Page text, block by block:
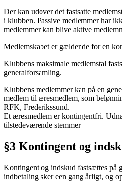
Der kan udover det fastsatte
i klubben. Passive medlemmer har
medlemmer kan blive aktive
Medlemskabet er gældende for en
Klubbens maksimale medlemstal
generalforsamling.
Klubbens medlemmer kan på en
medlem til æresmedlem, som
RFK, Frederikssund.
Et æresmedlem er kontingentfri.
tilstedeværende stemmer.
§3 Kontingent og
Kontingent og indskud fastsættes på
indbetaling sker een gang årligt, og